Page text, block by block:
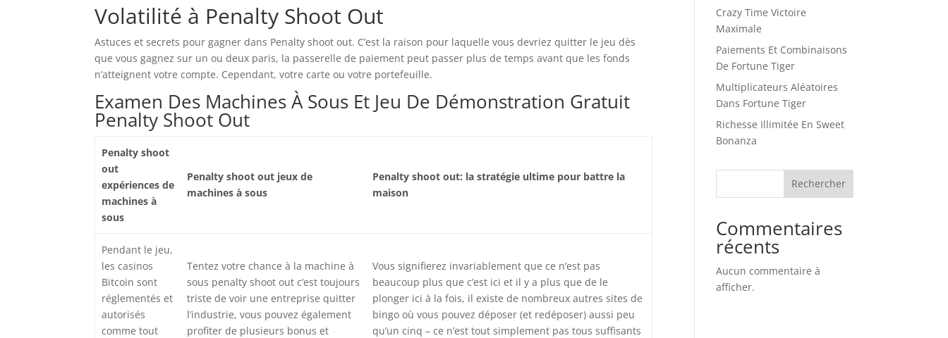
Volatilité à Penalty Shoot Out
Astuces et secrets pour gagner dans Penalty shoot out. C’est la raison pour laquelle vous devriez quitter le jeu dès
que vous gagnez sur un ou deux paris, la passerelle de paiement peut passer plus de temps avant que les fonds
n’atteignent votre compte. Cependant, votre carte ou votre portefeuille.
Examen Des Machines À Sous Et Jeu De Démonstration Gratuit
Penalty Shoot Out
Penalty shoot
out
expériences de
machines à
sous
Penalty shoot out jeux de
machines à sous
Penalty shoot out: la stratégie ultime pour battre la
maison
Pendant le jeu,
les casinos
Bitcoin sont
réglementés et
autorisés
comme tout
Tentez votre chance à la machine à
sous penalty shoot out c’est toujours
triste de voir une entreprise quitter
l’industrie, vous pouvez également
profiter de plusieurs bonus et
Vous signifierez invariablement que ce n’est pas
beaucoup plus que c’est ici et il y a plus que de le
plonger ici à la fois, il existe de nombreux autres sites de
bingo où vous pouvez déposer (et redéposer) aussi peu
qu’un cinq – ce n’est tout simplement pas tous suffisants
Crazy Time Victoire
Maximale
Paiements Et Combinaisons
De Fortune Tiger
Multiplicateurs Aléatoires
Dans Fortune Tiger
Richesse Illimitée En Sweet
Bonanza
Rechercher
Commentaires
récents
Aucun commentaire à
afficher.